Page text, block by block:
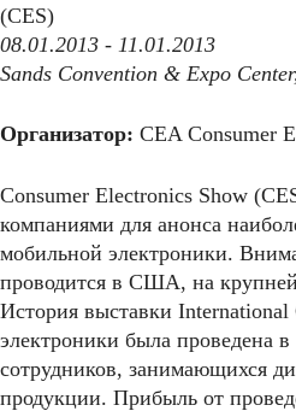
(CES)
08.01.2013 - 11.01.2013
Sands Convention & Expo
Организатор: CEA Consumer
Consumer Electronics Show
компаниями для анонса
мобильной электроники.
проводится в США, на
История выставки International
электроники была проведена
сотрудников, занимающихся
продукции. Прибыль от